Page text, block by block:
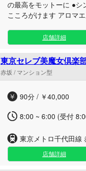
の最高をモットーに ●シンプルでかつ最高級の接客を
こころがけます アロマエルメス〈シンプルでかつ、高
ピストを厳選した精鋭を集めた
意識したこだわりのある
みくださいませ
店舗詳細
東京セレブ美魔女倶楽
赤坂 / マンション型
90分 / ￥40,000
8:00 ~ 6:00 (受付
東京メトロ千代田線
店舗詳細